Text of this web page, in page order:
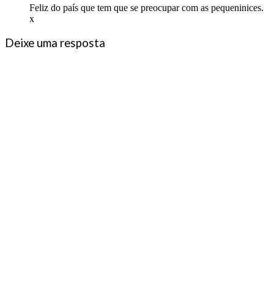
Feliz do país que tem que se preocupar com as pequeninices.
x
Deixe uma resposta